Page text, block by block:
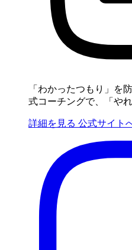
「わかったつもり」を
式コーチングで、「や
詳細を見る 公式サイト